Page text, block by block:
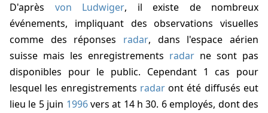
D'après von Ludwiger, il existe de nombreux
événements, impliquant des observations visuelles
comme des réponses radar, dans l'espace aérien
suisse mais les enregistrements radar ne sont pas
disponibles pour le public. Cependant 1 cas pour
lesquel les enregistrements radaront été diffusés eut
lieu le 5 juin 1996vers at 14 h 30. 6 employés, dont des